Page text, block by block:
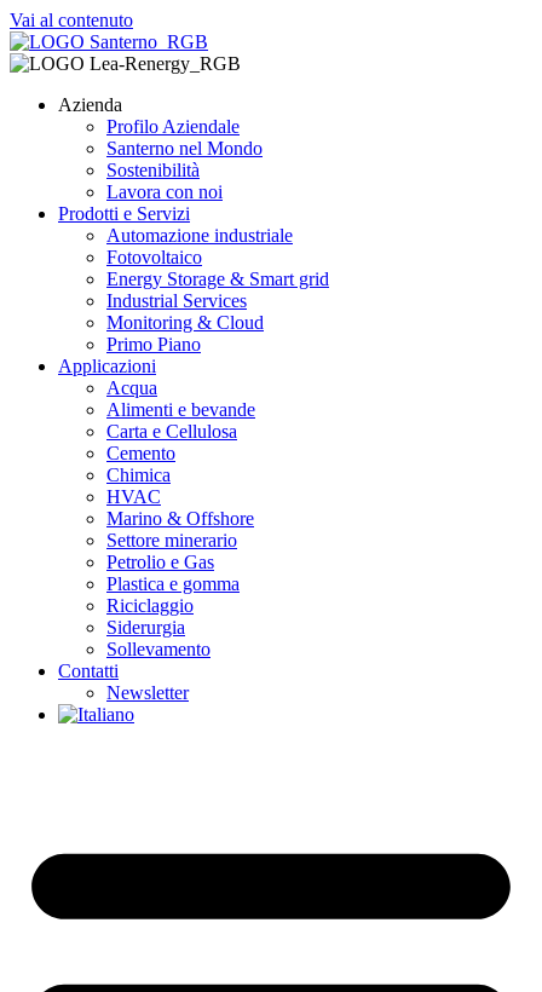
Vai al contenuto
Azienda
Profilo Aziendale
Santerno nel Mondo
Sostenibilità
Lavora con noi
Prodotti e Servizi
Automazione industriale
Fotovoltaico
Energy Storage & Smart grid
Industrial Services
Monitoring & Cloud
Primo Piano
Applicazioni
Acqua
Alimenti e bevande
Carta e Cellulosa
Cemento
Chimica
HVAC
Marino & Offshore
Settore minerario
Petrolio e Gas
Plastica e gomma
Riciclaggio
Siderurgia
Sollevamento
Contatti
Newsletter